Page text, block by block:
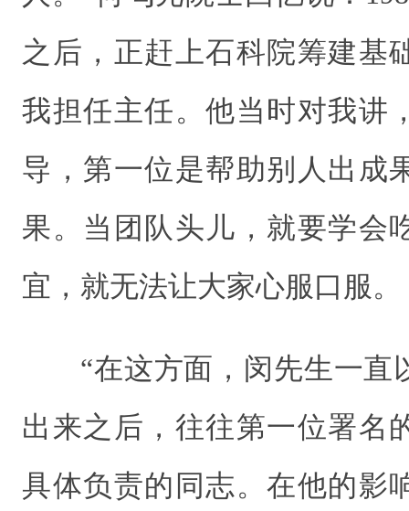
之后，正赶上石科院筹建基
我担任主任。他当时对我讲
导，第一位是帮助别人出成
果。当团队头儿，就要学会
宜，就无法让大家心服口服。
“在这方面，闵先生一直
出来之后，往往第一位署名
具体负责的同志。在他的影